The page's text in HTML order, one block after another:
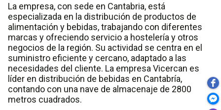
La empresa, con sede en Cantabria, está
especializada en la distribución de productos de
alimentación y bebidas, trabajando con diferentes
marcas y ofreciendo servicio a hostelería y otros
negocios de la región. Su actividad se centra en el
suministro eficiente y cercano, adaptado a las
necesidades del cliente. La empresa Vicercan es
líder en distribución de bebidas en Cantabría,
contando con una nave de almacenaje de 2800
metros cuadrados.